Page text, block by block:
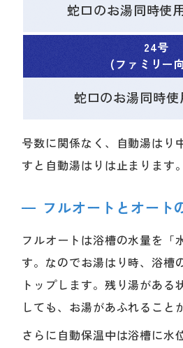
蛇口のお湯同時使
24号
(ファミリー
蛇口のお湯同時
号数に関係なく、自動湯はり
すと自動湯はりは止まります。
フルオートとオート
フルオートは浴槽の水量を「
す。なのでお湯はり時、浴槽
トップします。残り湯がある
しても、お湯があふれること
さらに自動保温中は浴槽に水